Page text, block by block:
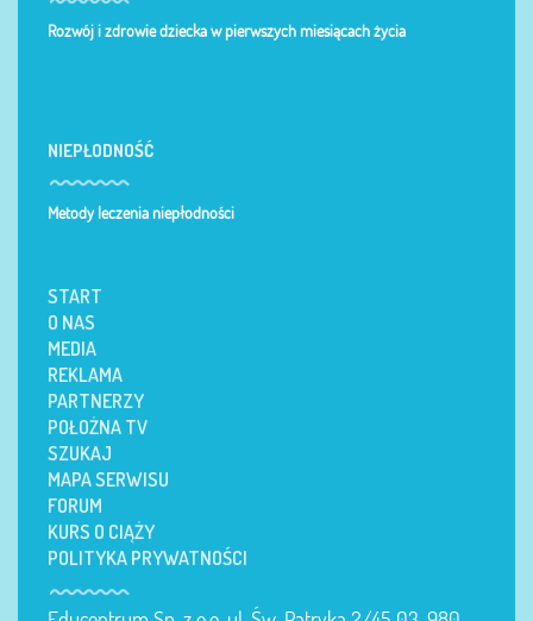
Rozwój i zdrowie dziecka w pierwszych miesiącach życia
NIEPŁODNOŚĆ
Metody leczenia niepłodności
START
O NAS
MEDIA
REKLAMA
PARTNERZY
POŁOŻNA TV
SZUKAJ
MAPA SERWISU
FORUM
KURS O CIĄŻY
POLITYKA PRYWATNOŚCI